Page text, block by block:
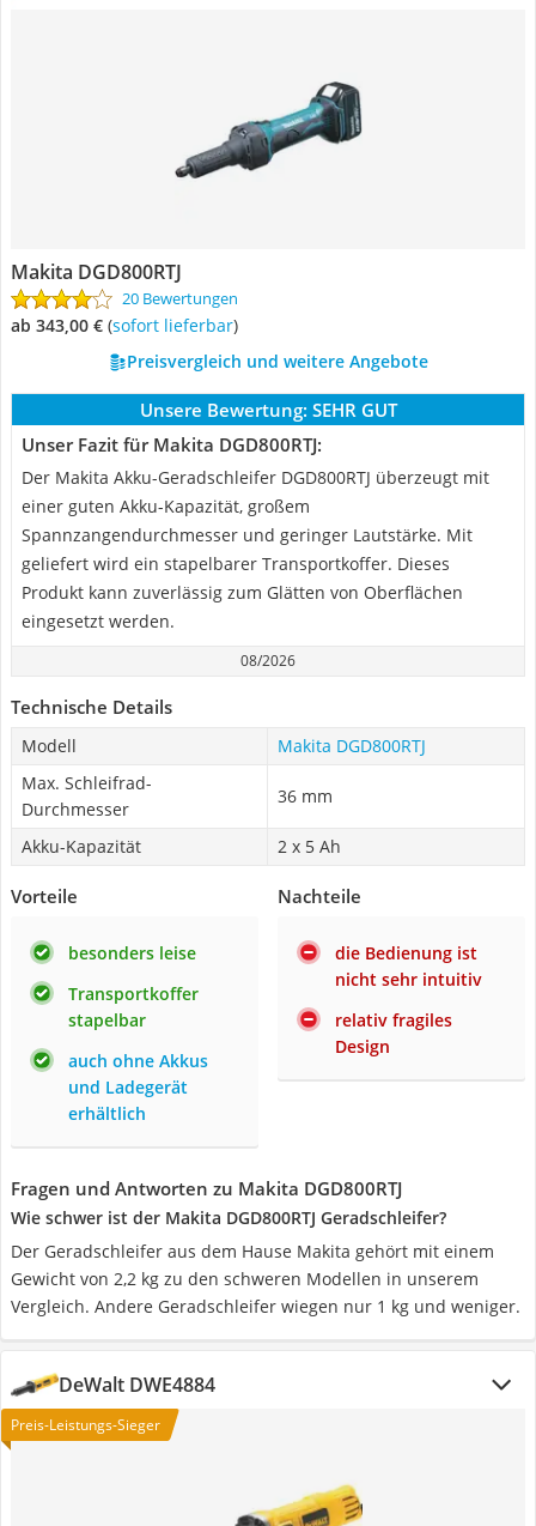
Makita DGD800RTJ
20 Bewertungen
ab 343,00 € ( Sofort lieferbar)
Preisvergleich und weitere Angebote
Unsere Bewertung: SEHR GUT
Unser Fazit für Makita DGD800RTJ:
Der Makita Akku-Geradschleifer DGD800RTJ überzeugt mit
einer guten Akku-Kapazität, großem
Spannzangendurchmesser und geringer Lautstärke. Mit
geliefert wird ein stapelbarer Transportkoffer. Dieses
Produkt kann zuverlässig zum Glätten von Oberflächen
eingesetzt werden.
08/2026
Technische Details
Modell
Makita DGD800RTJ
Max. Schleifrad-
Durchmesser
36 mm
Akku-Kapazität 2 x 5 Ah
Vorteile
besonders leise
Transportkoffer
stapelbar
auch ohne Akkus
und Ladegerät
erhältlich
Nachteile
die Bedienung ist
nicht sehr intuitiv
relativ fragiles
Design
Fragen und Antworten zu Makita DGD800RTJ
Wie schwer ist der Makita DGD800RTJ Geradschleifer?
Der Geradschleifer aus dem Hause Makita gehört mit einem
Gewicht von 2,2 kg zu den schweren Modellen in unserem
Vergleich. Andere Geradschleifer wiegen nur 1 kg und weniger.
DeWalt DWE4884
Preis-Leistungs-Sieger